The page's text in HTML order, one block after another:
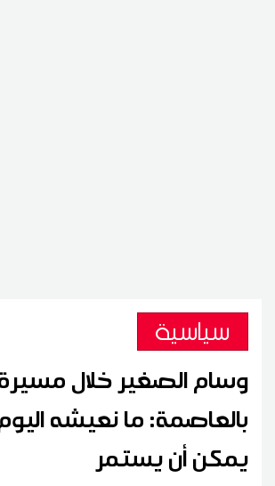
سياسية
وسام الصغير خلال
بالعاصمة: ما نعيشه
يمكن أن يستمر